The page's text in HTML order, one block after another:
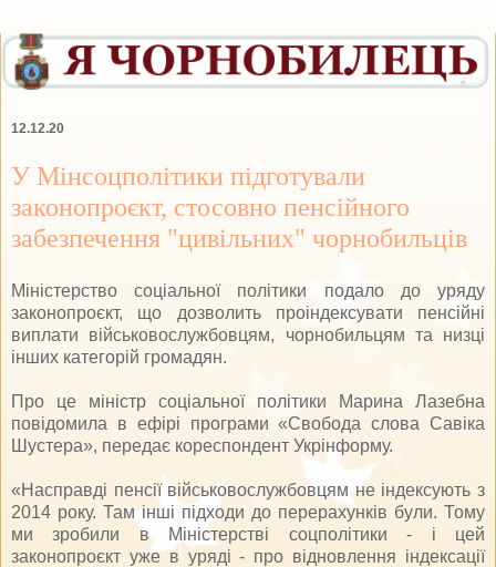
12.12.20
У Мінсоцполітики підготували
законопроєкт, стосовно пенсійного
забезпечення "цивільних" чорнобильців
Міністерство соціальної політики подало до уряду
законопроєкт, що дозволить проіндексувати пенсійні
виплати військовослужбовцям, чорнобильцям та низці
інших категорій громадян.
Про це міністр соціальної політики Марина Лазебна
повідомила в ефірі програми «Свобода слова Савіка
Шустера», передає кореспондент Укрінформу.
«Насправді пенсії військовослужбовцям не індексують з
2014 року. Там інші підходи до перерахунків були. Тому
ми зробили в Міністерстві соцполітики - і цей
законопроєкт уже в уряді - про відновлення індексації